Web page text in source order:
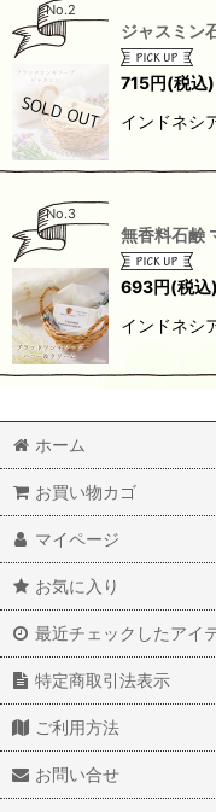
No.2
ジャスミン
715円(税込)
インドネシ
No.3
無香料石鹸
693円(税込)
インドネシ
ホーム
お買い物カゴ
マイページ
お気に入り
最近チェックしたアイ
特定商取引法表示
ご利用方法
お問い合せ